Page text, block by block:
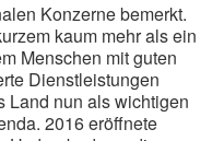
Konzerne bemerkt.
kaum mehr als ein
Menschen mit guten
Dienstleistungen
Land nun als wichtigen
2016 eröffnete